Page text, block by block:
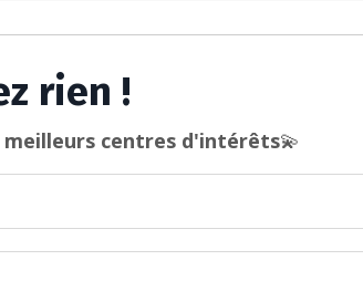
rien !
centres d'intérêts💫